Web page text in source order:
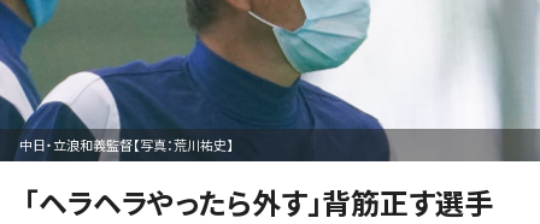
中日・立浪和義監督【写真：荒川祐史】
「ヘラヘラやったら外す」背筋正す選手